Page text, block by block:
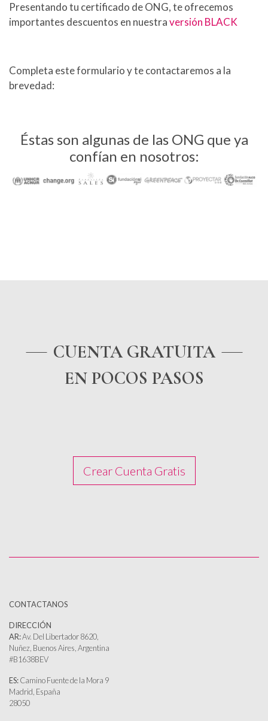
Presentando tu certificado de ONG, te ofrecemos
importantes descuentos en nuestraversión BLACK
Completa este formulario y te contactaremos a la
brevedad:
Éstas son algunas de las ONG que ya
confían en nosotros:
CUENTA GRATUITA
EN POCOS PASOS
Crear Cuenta Gratis
CONTACTANOS
DIRECCIÓN
AR:Av. Del Libertador 8620,
Nuñez, Buenos Aires, Argentina
#B1638BEV
ES:Camino Fuente de la Mora 9
Madrid, España
28050